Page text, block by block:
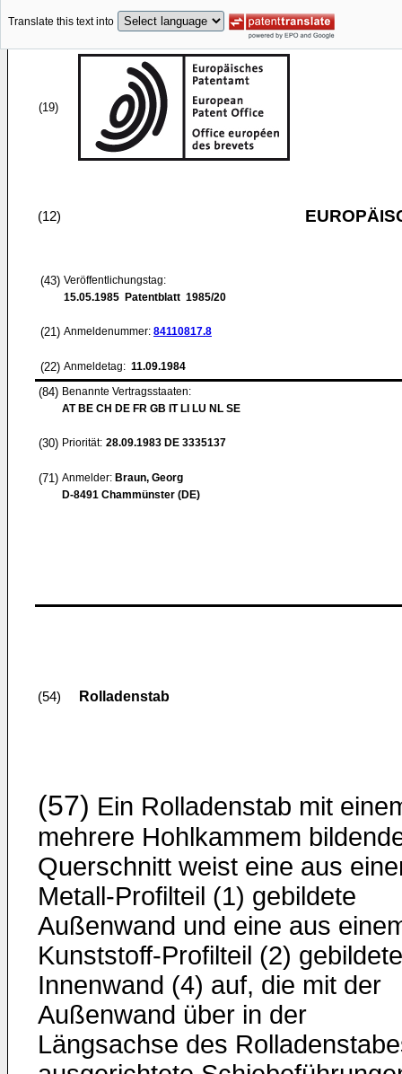
Translate this text into
(19)
(12)
(43) Veröffentlichungstag:
15.05.1985 Patentblatt 1985/20
(21) Anmeldenummer: 84110817.8
(22) Anmeldetag: 11.09.1984
(84) Benannte Vertragsstaaten:
AT BE CH DE FR GB IT LI LU NL SE
(30) Priorität: 28.09.1983 DE 3335137
(71) Anmelder: Braun, Georg
D-8491 Chammünster (DE)
(54) Rolladenstab
(57) Ein Rolladenstab mit
mehrere Hohlkammem
Querschnitt weist eine aus
Metall-Profilteil (1) gebildete
Außenwand und eine aus
Kunststoff-Profilteil (2) gebildete
Innenwand (4) auf, die mit der
Außenwand über in der
Längsachse des